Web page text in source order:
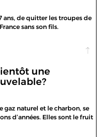
ans, de quitter les troupes de
sans son fils.
une
gaz naturel et le charbon, se
d’années. Elles sont le fruit